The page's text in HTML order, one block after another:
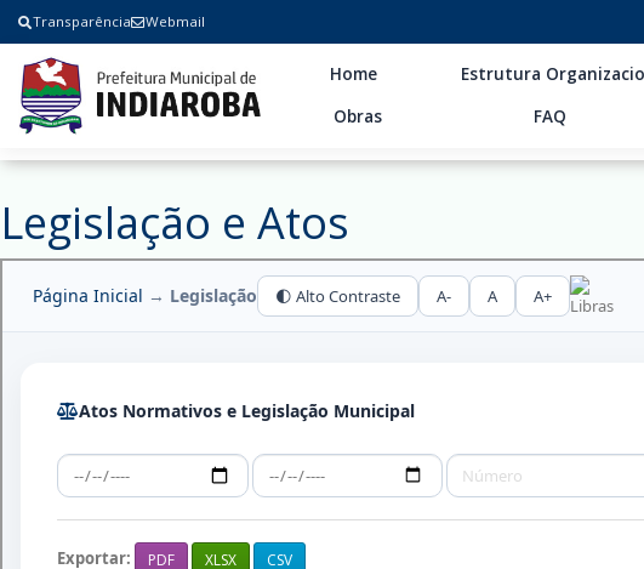
Transparência Webmail
Home Estrutura
Obras
FAQ
Legislação e Atos